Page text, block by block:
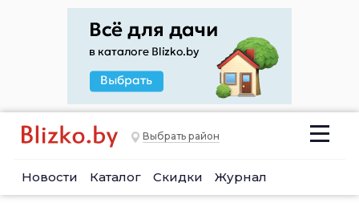
Выбрать район
Новости Каталог Скидки Журнал